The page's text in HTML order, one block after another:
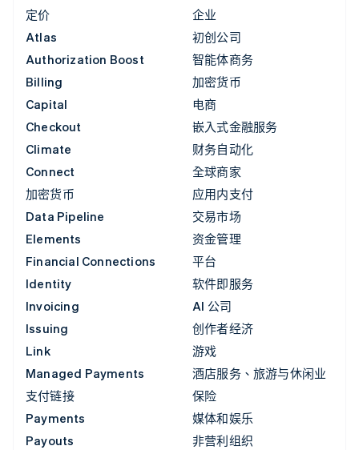
定价
Atlas
Authorization Boost
Billing
Capital
Checkout
Climate
Connect
加密货币
Data Pipeline
Elements
Financial Connections
Identity
Invoicing
Issuing
Link
Managed Payments
支付链接
Payments
Payouts
企业
初创公司
智能体商务
加密货币
电商
嵌入式金融服务
财务自动化
全球商家
应用内支付
交易市场
资金管理
平台
软件即服务
AI 公司
创作者经济
游戏
酒店服务、旅游与休闲业
保险
媒体和娱乐
非营利组织